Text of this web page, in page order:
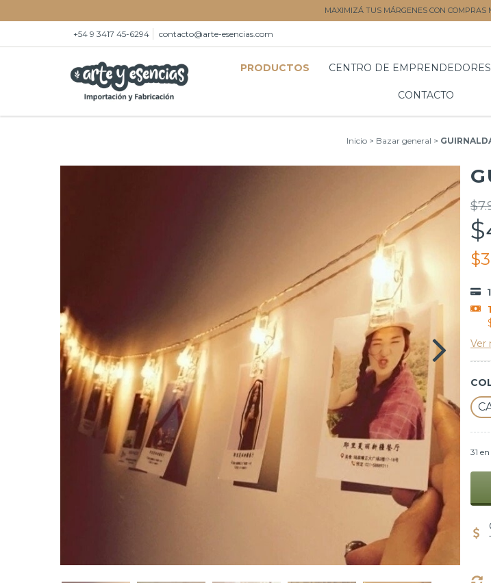
MAXIMIZÁ TUS MÁRGENES CON COMPRAS
+54 9 3417 45-6294 contacto@arte-esencias.com
PRODUCTOS CENTRO DE EMPRENDEDORES
CONTACTO
Inicio > Bazar general >
Ver
31